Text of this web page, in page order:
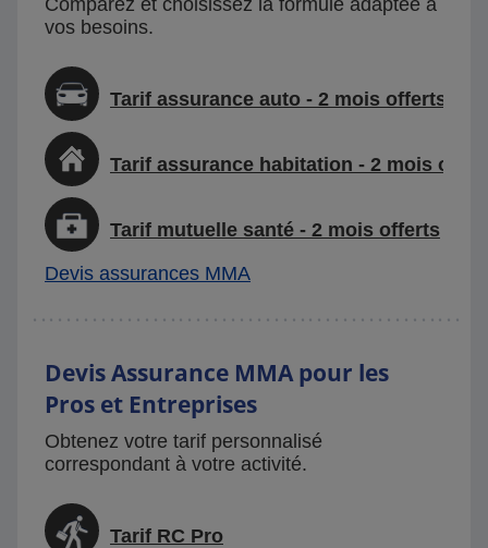
vos besoins.
Tarif assurance auto - 2 mois offerts
Tarif assurance habitation - 2 mois
Tarif mutuelle santé - 2 mois offerts
Devis assurances MMA
Devis Assurance MMA pour les
Pros et Entreprises
Obtenez votre tarif personnalisé
correspondant à votre activité.
Tarif RC Pro